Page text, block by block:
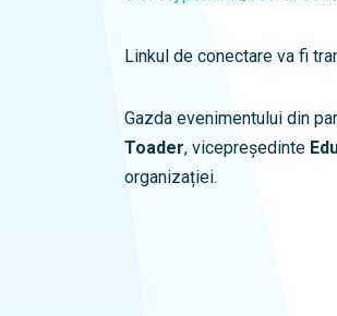
Linkul de conectare va fi
Gazda evenimentului din
Toader, vicepreședinte
organizației.